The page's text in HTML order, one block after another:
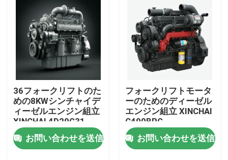
ビデオ
わたしたち に つい て
工場 ツアー
品質管理
36フォークリフトのた
めの8KWシンチャイデ
ィーゼルエンジン組立
XINCHAI 4D29G31-
017
お問い合わせを送信
フォークリフトモータ
ーのためのディーゼル
エンジン組立 XINCHAI
C490BPG
お問い合わせを送信